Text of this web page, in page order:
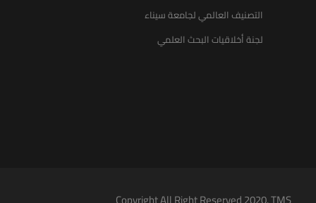
التصنيف العالمي لجامعة سيناء
لجنة أخلاقيات البحث العلمي